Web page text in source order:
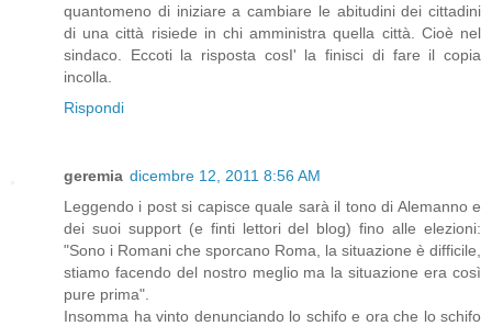
quantomeno di iniziare a cambiare le abitudini dei cittadini
di una città risiede in chi amministra quella città. Cioè nel
sindaco. Eccoti la risposta cosI' la finisci di fare il copia
incolla.
Rispondi
geremia dicembre 12, 2011 8:56 AM
Leggendo i post si capisce quale sarà il tono di Alemanno e
dei suoi support (e finti lettori del blog) fino alle elezioni:
"Sono i Romani che sporcano Roma, la situazione è difficile,
stiamo facendo del nostro meglio ma la situazione era così
pure prima".
Insomma ha vinto denunciando lo schifo e ora che lo schifo